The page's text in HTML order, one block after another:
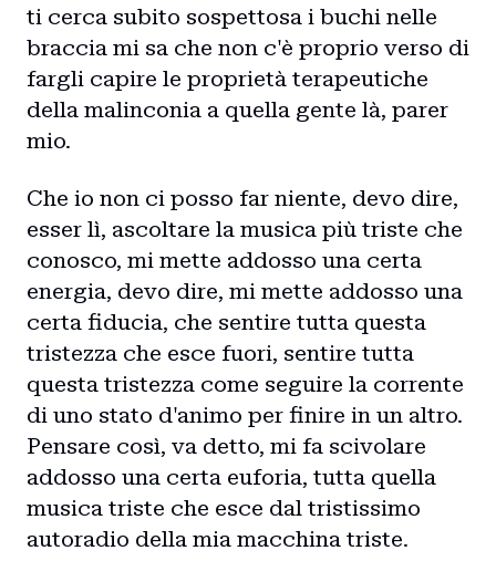
ti cerca subito sospettosa i buchi nelle
braccia mi sa che non c'è proprio verso di
fargli capire le proprietà terapeutiche
della malinconia a quella gente là, parer
mio.
Che io non ci posso far niente, devo dire,
esser lì, ascoltare la musica più triste che
conosco, mi mette addosso una certa
energia, devo dire, mi mette addosso una
certa fiducia, che sentire tutta questa
tristezza che esce fuori, sentire tutta
questa tristezza come seguire la corrente
di uno stato d'animo per finire in un altro.
Pensare così, va detto, mi fa scivolare
addosso una certa euforia, tutta quella
musica triste che esce dal tristissimo
autoradio della mia macchina triste.